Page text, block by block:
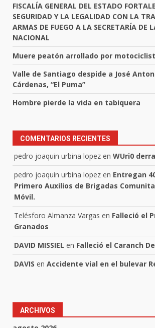
FISCALÍA GENERAL DEL ESTADO
SEGURIDAD Y LA LEGALIDAD CON LA
ARMAS DE FUEGO A LA SECRETARÍA DE
NACIONAL
Muere peatón arrollado por
Valle de Santiago despide a José
Cárdenas, “El Puma”
Hombre pierde la vida en tabiquera
COMENTARIOS RECIENTES
pedro joaquin urbina lopez en WUri0
pedro joaquin urbina lopez en Entregan
Primero Auxilios de Brigadas
Móvil.
Telésforo Almanza Vargas en Falleció el
Granados
DAVID MISSIEL en Falleció el Caranch
DAVIS en Accidente vial en el bulevar
ARCHIVOS